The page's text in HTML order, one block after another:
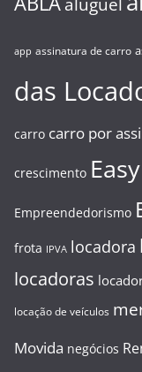
app assinatura de carro
das
carro carro por
crescimento
Empreendedorismo
frota IPVA locadora
locadoras
locação de veículos
Movida negócios